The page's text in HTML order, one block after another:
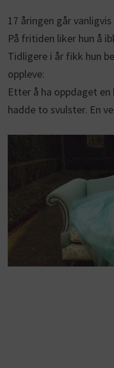
17 åringen går
På fritiden liker hun å
Tidligere i år fikk hun
oppleve:
Etter å ha oppdaget
hadde to svulster. En